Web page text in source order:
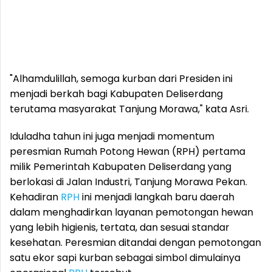
"Alhamdulillah, semoga kurban dari Presiden ini
menjadi berkah bagi Kabupaten Deliserdang
terutama masyarakat Tanjung Morawa," kata Asri.
Iduladha tahun ini juga menjadi momentum
peresmian Rumah Potong Hewan (RPH) pertama
milik Pemerintah Kabupaten Deliserdang yang
berlokasi di Jalan Industri, Tanjung Morawa Pekan.
Kehadiran RPHini menjadi langkah baru daerah
dalam menghadirkan layanan pemotongan hewan
yang lebih higienis, tertata, dan sesuai standar
kesehatan. Peresmian ditandai dengan pemotongan
satu ekor sapi kurban sebagai simbol dimulainya